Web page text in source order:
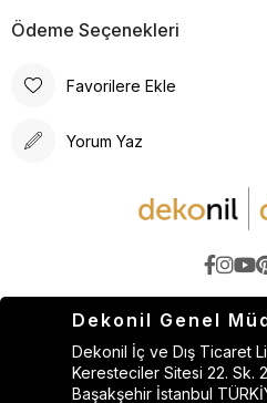
Ödeme Seçenekleri
Favorilere Ekle
Yorum Yaz
Dekonil Genel
Dekonil İç ve Dış Ticaret
Keresteciler Sitesi 22. Sk.
Başakşehir İstanbul